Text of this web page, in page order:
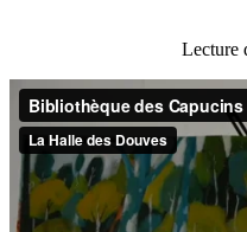
Lecture